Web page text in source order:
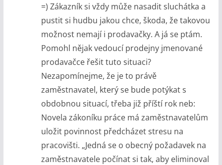
=) Zákazník si vždy může nasadit sluchátka a
pustit si hudbu jakou chce, škoda, že takovou
možnost nemají i prodavačky. A já se ptám.
Pomohl nějak vedoucí prodejny jmenované
prodavačce řešit tuto situaci?
Nezapomínejme, že je to právě
zaměstnavatel, který se bude potýkat s
obdobnou situací, třeba již příští rok neb:
Novela zákoníku práce má zaměstnavatelům
uložit povinnost předcházet stresu na
pracovišti. „Jedná se o obecný požadavek na
zaměstnavatele počínat si tak, aby eliminoval